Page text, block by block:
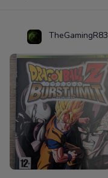
TheGamingR83